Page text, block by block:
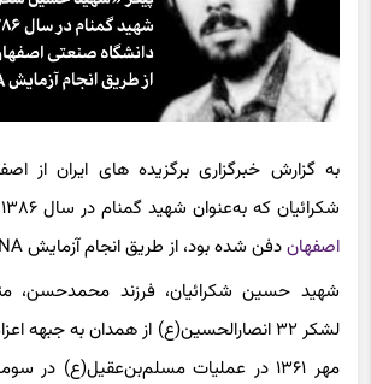
به گزارش خبرگزاری برگزیده های ایران از
شکرائیان که به‌عنوان شهید گمنام در سال ۱۳۸۶ در
اصفهاندفن شده بود، از طریق انجام آزمایش DNA شناسایی شد.
مهر ۱۳۶۱ در عملیات مسلم‌بن‌عقیل(ع)